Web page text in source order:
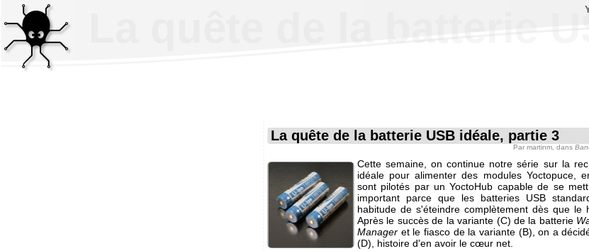
La quête de la batterie
La quête de la batterie USB idéale, partie 3
Par martinm , dans
Cette semaine, on continue notre série sur la
idéale pour alimenter des modules Yoctopuce,
sont pilotés par un YoctoHub capable de se
important parce que les batteries USB
habitude de s'éteindre complètement dès que le
Après le succès de la variante (C) de la batterie
Manager et le fiasco de la variante (B), on a
(D), histoire d'en avoir le cœur net.